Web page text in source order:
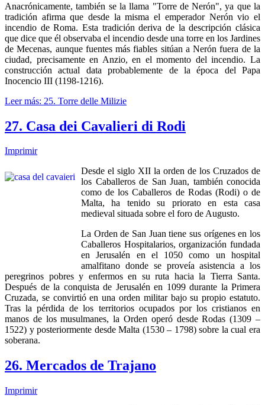
Anacrónicamente, también se la llama "Torre de Nerón", ya que la
tradición afirma que desde la misma el emperador Nerón vio el
incendio de Roma. Esta tradición deriva de la descripción clásica
que dice que él observaba el incendio desde una torre en los Jardines
de Mecenas, aunque fuentes más fiables sitúan a Nerón fuera de la
ciudad, precisamente en Anzio, en el momento del incendio. La
construcción actual data probablemente de la época del Papa
Inocencio III (1198-1216).
Leer más: 25. Torre delle Milizie
27. Casa dei Cavalieri di Rodi
Imprimir
Desde el siglo XII la orden de los Cruzados de
los Caballeros de San Juan, también conocida
como de los Caballeros de Rodas (Rodi) o de
Malta, ha tenido su priorato en esta casa
medieval situada sobre el foro de Augusto.
La Orden de San Juan tiene sus orígenes en los
Caballeros Hospitalarios, organización fundada
en Jerusalén en el 1050 como un hospital
amalfitano donde se proveía asistencia a los
peregrinos pobres y enfermos en su ruta hacia la Tierra Santa.
Después de la conquista de Jerusalén en 1099 durante la Primera
Cruzada, se convirtió en una orden militar bajo su propio estatuto.
Tras la pérdida de los territorios ocupados por los cristianos en
manos de los musulmanes, la Orden operó desde Rodas (1309 –
1522) y posteriormente desde Malta (1530 – 1798) sobre la cual era
soberana.
26. Mercados de Trajano
Imprimir